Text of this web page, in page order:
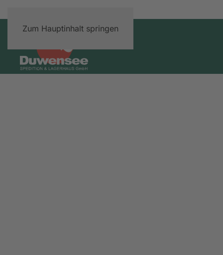
Zum Hauptinhalt springen